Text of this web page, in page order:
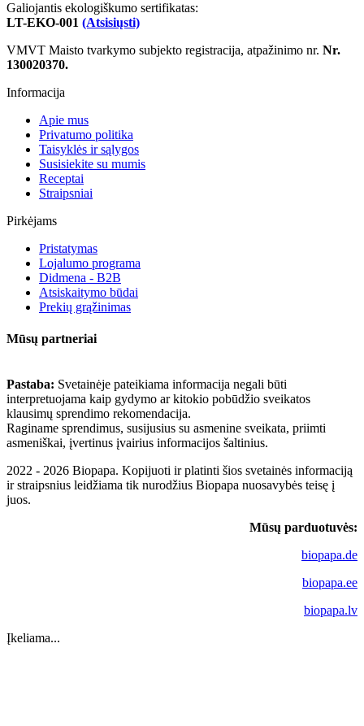
Galiojantis ekologiškumo sertifikatas:
LT-EKO-001 (Atsisiųsti)
VMVT Maisto tvarkymo subjekto registracija, atpažinimo nr. Nr.
130020370.
Informacija
Apie mus
Privatumo politika
Taisyklės ir sąlygos
Susisiekite su mumis
Receptai
Straipsniai
Pirkėjams
Pristatymas
Lojalumo programa
Didmena - B2B
Atsiskaitymo būdai
Prekių grąžinimas
Mūsų partneriai
Pastaba: Svetainėje pateikiama informacija negali būti
interpretuojama kaip gydymo ar kitokio pobūdžio sveikatos
klausimų sprendimo rekomendacija.
Raginame sprendimus, susijusius su asmenine sveikata, priimti
asmeniškai, įvertinus įvairius informacijos šaltinius.
2022 - 2026 Biopapa. Kopijuoti ir platinti šios svetainės informaciją
ir straipsnius leidžiama tik nurodžius Biopapa nuosavybės teisę į
juos.
Mūsų parduotuvės:
biopapa.de
biopapa.ee
biopapa.lv
Įkeliama...